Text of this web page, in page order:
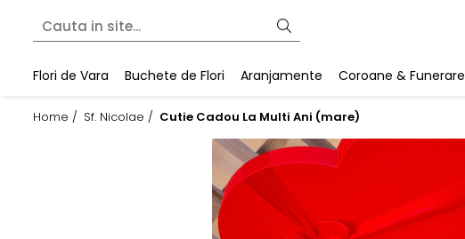
Flori de Vara Buchete de Flori Aranjamente Coroane & Funerare
Home / Sf. Nicolae / Cutie Cadou La Multi Ani (mare)